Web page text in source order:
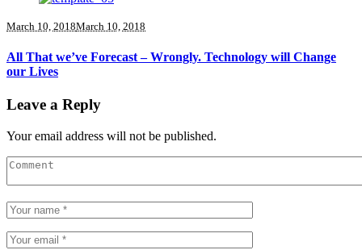
March 10, 2018March 10, 2018
All That we’ve Forecast – Wrongly. Technology will Change
our Lives
Leave a Reply
Your email address will not be published.